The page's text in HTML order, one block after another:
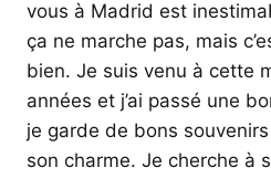
vous à Madrid est
ça ne marche pas, mais
bien. Je suis venu à cette
années et j’ai passé une
je garde de bons
son charme. Je cherche à